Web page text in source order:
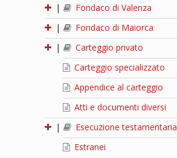
|
Fondaco di Valenza
|
Fondaco di Maiorca
|
Carteggio privato
Carteggio specializzato
Appendice al carteggio
Atti e documenti diversi
|
Esecuzione testamentaria
Estranei